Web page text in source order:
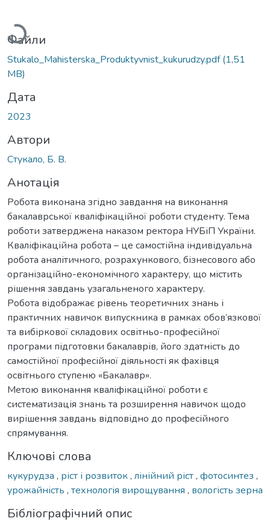
Файли
Stukalo_Mahisterska_Produktyvnist_kukurudzy.pdf(1,51
MB)
Дата
2023
Автори
Стукало, Б. В.
Анотація
Робота виконана згідно завдання на виконання
бакалаврської кваліфікаційної роботи студенту. Тема
роботи затверджена наказом ректора НУБіП України.
Кваліфікаційна робота – це самостійна індивідуальна
робота аналітичного, розрахункового, бізнесового або
організаційно-економічного характеру, що містить
рішення завдань узагальненого характеру.
Робота відображає рівень теоретичних знань і
практичних навичок випускника в рамках обов’язкової
та вибіркової складових освітньо-професійної
програми підготовки бакалаврів, його здатність до
самостійної професійної діяльності як фахівця
освітнього ступеню «Бакалавр».
Метою виконання кваліфікаційної роботи є
систематизація знань та розширення навичок щодо
вирішення завдань відповідно до професійного
спрямування.
Ключові слова
кукурудза , ріст і розвиток, лінійний ріст, фотосинтез ,
урожайність , технологія вирощування , вологість зерна
Бібліографічний опис